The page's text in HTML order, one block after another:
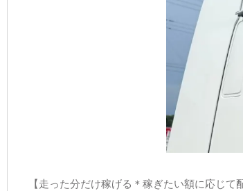
【走った分だけ稼げる＊稼ぎたい額に応じ